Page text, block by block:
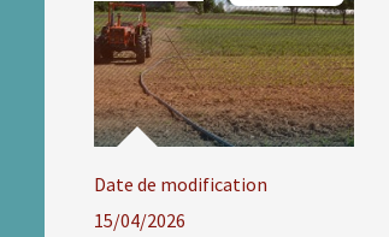
Date de modification
15/04/2026